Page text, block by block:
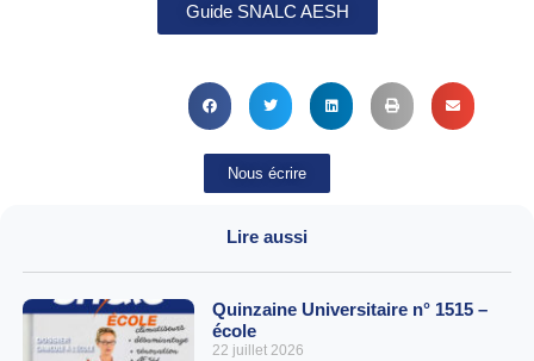
Guide SNALC AESH
Nous écrire
Lire aussi
Quinzaine Universitaire n° 1515 –
école
22 juillet 2026